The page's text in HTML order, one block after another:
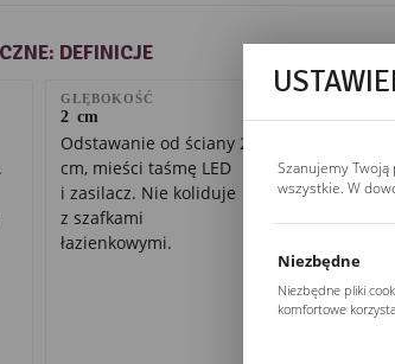
DEFINICJE
GŁĘBOKOŚĆ
2 cm
Odstawanie od ściany 2
cm, mieści taśmę LED
i zasilacz. Nie koliduje
z szafkami
łazienkowymi.
w dolnej
reaguje na
w
włącza,
LED. Nie
wyłącznika
Szanujemy
wszystkie. W
Niezbędne
Niezbędne pliki
komfortowe
Twoich ustawień